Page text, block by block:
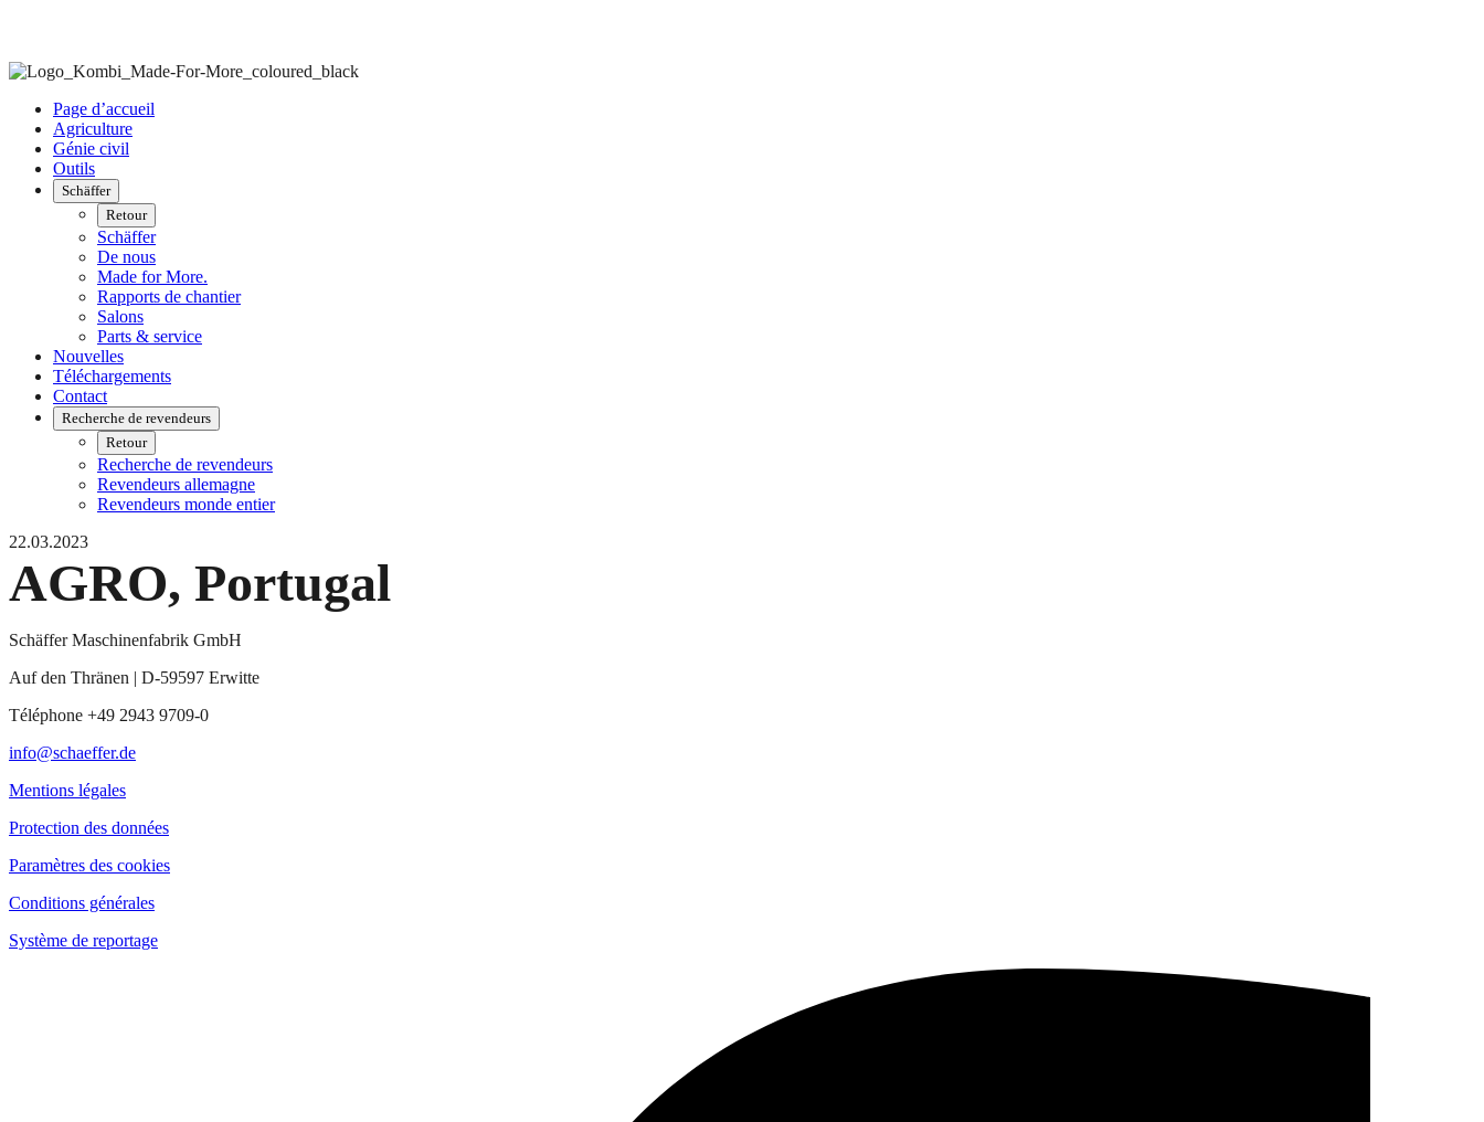
Page d’accueil
Agriculture
Génie civil
Outils
Schäffer
Retour
Schäffer
De nous
Made for More.
Rapports de chantier
Salons
Parts & service
Nouvelles
Téléchargements
Contact
Recherche de revendeurs
Retour
Recherche de revendeurs
Revendeurs allemagne
Revendeurs monde entier
22.03.2023
AGRO, Portugal
Schäffer Maschinenfabrik GmbH
Auf den Thränen | D-59597 Erwitte
Téléphone +49 2943 9709-0
info@schaeffer.de
Mentions légales
Protection des données
Paramètres des cookies
Conditions générales
Système de reportage